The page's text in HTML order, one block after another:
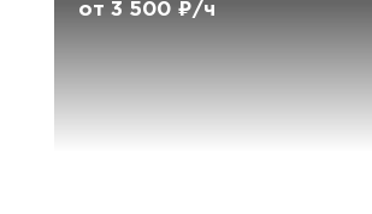
от 3 500 ₽/ч